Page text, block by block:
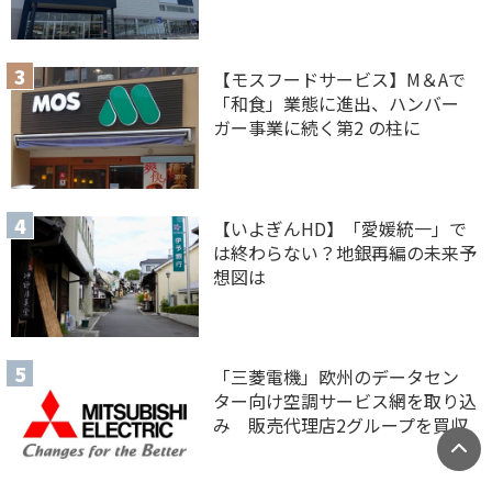
【モスフードサービス】M＆Aで
「和食」業態に進出、ハンバー
ガー事業に続く第2 の柱に
【いよぎんHD】「愛媛統一」で
は終わらない？地銀再編の未来予
想図は
「三菱電機」欧州のデータセン
ター向け空調サービス網を取り込
み 販売代理店2グループを買収